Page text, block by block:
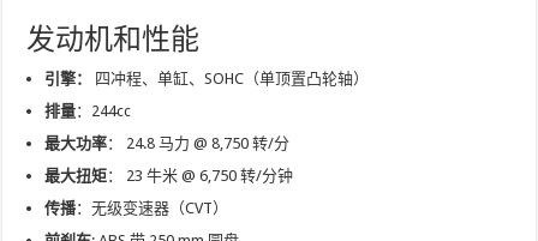
发动机和性能
引擎：
四冲程、单缸、SOHC（单顶置凸轮轴）
排量：244cc
最大功率： 24.8 马力 @ 8,750 转/分
最大扭矩： 23 牛米 @ 6,750 转/分钟
传播：无级变速器（CVT）